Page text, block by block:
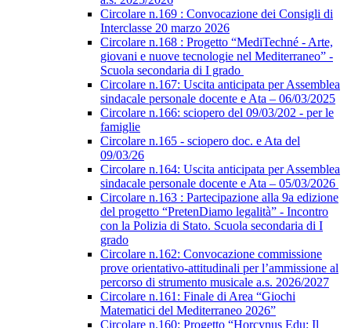
Circolare n.169 : Convocazione dei Consigli di
Interclasse 20 marzo 2026
Circolare n.168 : Progetto “MediTechné - Arte,
giovani e nuove tecnologie nel Mediterraneo” -
Scuola secondaria di I grado
Circolare n.167: Uscita anticipata per Assemblea
sindacale personale docente e Ata – 06/03/2025
Circolare n.166: sciopero del 09/03/202 - per le
famiglie
Circolare n.165 - sciopero doc. e Ata del
09/03/26
Circolare n.164: Uscita anticipata per Assemblea
sindacale personale docente e Ata – 05/03/2026
Circolare n.163 : Partecipazione alla 9a edizione
del progetto “PretenDiamo legalità” - Incontro
con la Polizia di Stato. Scuola secondaria di I
grado
Circolare n.162: Convocazione commissione
prove orientativo-attitudinali per l’ammissione al
percorso di strumento musicale a.s. 2026/2027
Circolare n.161: Finale di Area “Giochi
Matematici del Mediterraneo 2026”
Circolare n.160: Progetto “Horcynus Edu: Il